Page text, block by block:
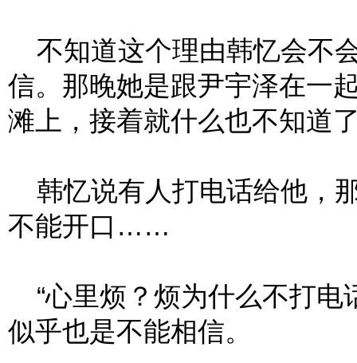
不知道这个理由韩忆会不
信。那晚她是跟尹宇泽在
滩上，接着就什么也不知
韩忆说有人打电话给他，
不能开口……
“心里烦？烦为什么不打电
似乎也是不能相信。